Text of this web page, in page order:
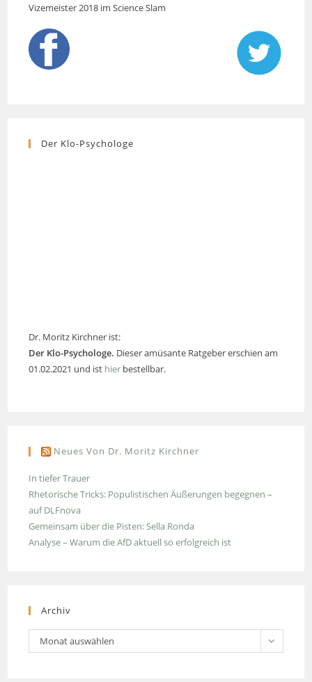
Vizemeister 2018 im Science Slam
Der Klo-Psychologe
Dr. Moritz Kirchner ist:
Der Klo-Psychologe. Dieser amüsante Ratgeber erschien am
01.02.2021 und ist hier bestellbar.
Neues Von Dr. Moritz Kirchner
In tiefer Trauer
Rhetorische Tricks: Populistischen Äußerungen begegnen –
auf DLFnova
Gemeinsam über die Pisten: Sella Ronda
Analyse – Warum die AfD aktuell so erfolgreich ist
Archiv
Archiv
Monat auswählen